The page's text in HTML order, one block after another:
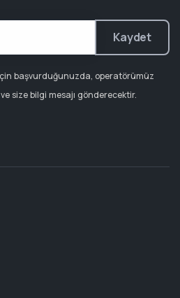
Kaydet
başvurduğunuzda, operatörümüz
size bilgi mesajı gönderecektir.